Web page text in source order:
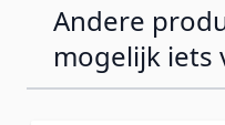
Andere
mogelijk iets